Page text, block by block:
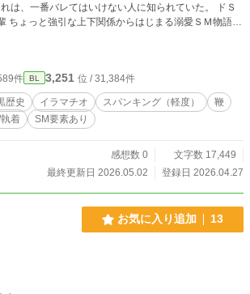
、一番バレてはいけない人に知られていた。 ドＳ
ちょっと強引な上下関係からはじまる溺愛ＳＭ物語。
、拘束など、暴力的な描写があります。洗浄行為につ
あります。
件 BL 3,251 位 / 31,384件
歴史 イラマチオ スパンキング（軽度）
鞭
着 SM要素あり
感想数 0
文字数 17,449
最終更新日 2026.05.02
登録日 2026.04.27
お気に入り追加 13